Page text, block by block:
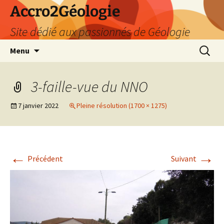
Accro2Géologie
Site dédié aux passionnés de Géologie
Menu
3-faille-vue du NNO
7 janvier 2022 Pleine résolution (1700 × 1275)
← Précédent Suivant →